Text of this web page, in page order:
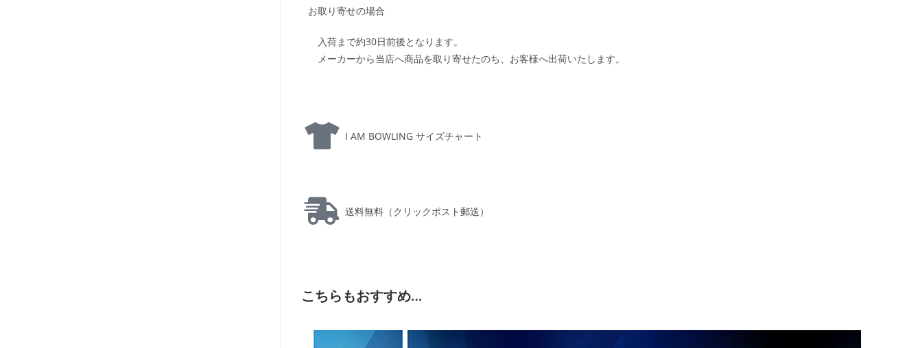
お取り寄せの場合
入荷まで約30日前後となります。
メーカーから当店へ商品を取り寄せたのち、お客様へ出荷いたします。
I AM BOWLING サイズチャート
送料無料（クリックポスト郵送）
こちらもおすすめ…